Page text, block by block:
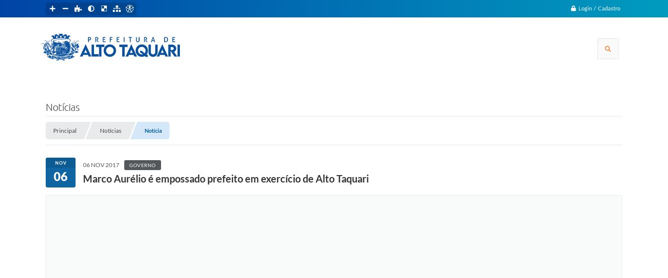
Login / Cadastro
Notícias
Principal Notícias Notícia
NOV
06
06 NOV 2017 GOVERNO
Marco Aurélio é empossado prefeito em exercício de Alto Taquari